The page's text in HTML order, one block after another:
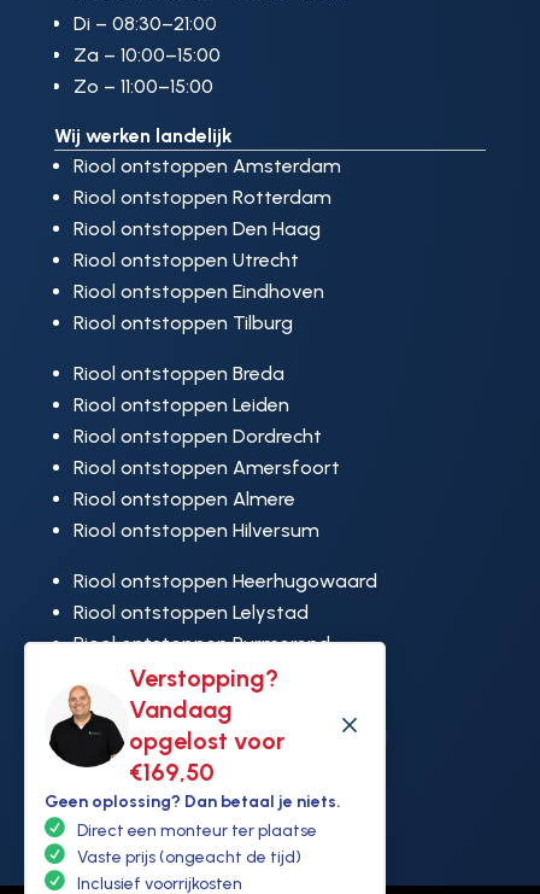
Verstopping?
Vandaag
opgelost voor
€169,50
M
Geen oplossing? Dan betaal je niets.
Direct een monteur ter plaatse
Vaste prijs (ongeacht de tijd)
Inclusief voorrijkosten
Di – 08:30–21:00
Za – 10:00–15:00
Zo – 11:00–15:00
Wij werken landelijk
Riool ontstoppen Amsterdam
Riool ontstoppen Rotterdam
Riool ontstoppen Den Haag
Riool ontstoppen Utrecht
Riool ontstoppen Eindhoven
Riool ontstoppen Tilburg
Riool ontstoppen Breda
Riool ontstoppen Leiden
Riool ontstoppen Dordrecht
Riool ontstoppen Amersfoort
Riool ontstoppen Almere
Riool ontstoppen Hilversum
Riool ontstoppen Heerhugowaard
Riool ontstoppen Lelystad
Riool ontstoppen Purmerend
Riool ontstoppen Ridderkerk
Riool ontstoppen Rijswijk
Riool ontstoppen Hoek van Holland